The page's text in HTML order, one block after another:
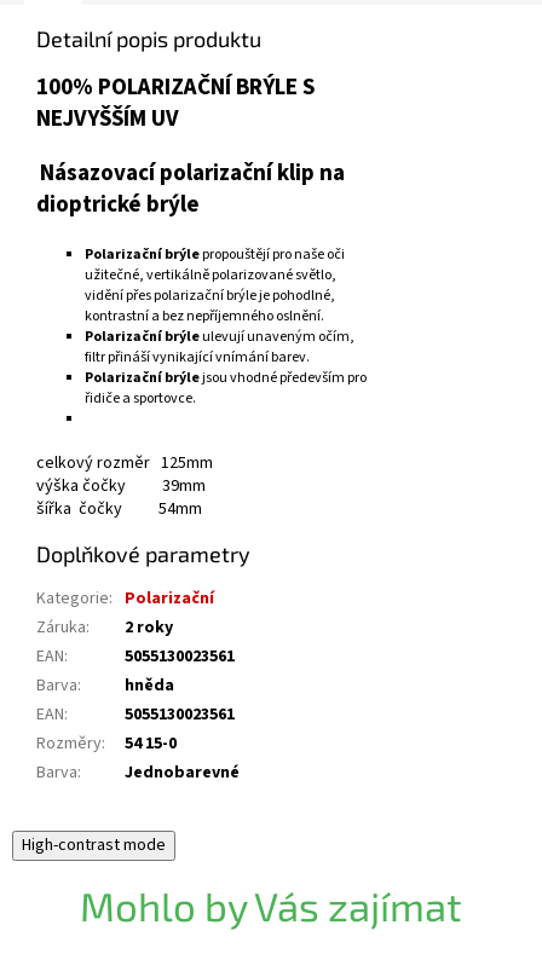
Detailní popis produktu
100% POLARIZAČNÍ BRÝLE S
NEJVYŠŠÍM UV
Násazovací polarizační klip na
dioptrické brýle
Polarizační brýlepropouštějí pro naše oči
užitečné, vertikálně polarizované světlo,
vidění přes polarizační brýle je pohodlné,
kontrastní a bez nepříjemného oslnění.
Polarizační brýleulevují unaveným očím,
filtr přináší vynikající vnímání barev.
Polarizační brýlejsou vhodné především pro
řidiče a sportovce.
celkový rozměr 125mm
výška čočky 39mm
šířka čočky 54mm
Doplňkové parametry
Kategorie: Polarizační
Záruka:
2 roky
EAN:
5055130023561
Barva:
hněda
EAN:
5055130023561
Rozměry:
54 15-0
Barva: Jednobarevné
High-contrast mode
Mohlo by Vás zajímat